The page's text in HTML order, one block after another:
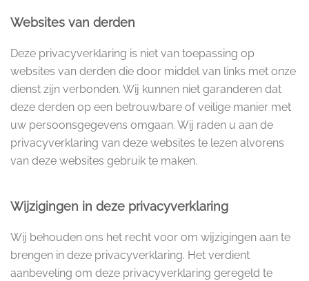
Websites van derden
Deze privacyverklaring is niet van toepassing op
websites van derden die door middel van links met onze
dienst zijn verbonden. Wij kunnen niet garanderen dat
deze derden op een betrouwbare of veilige manier met
uw persoonsgegevens omgaan. Wij raden u aan de
privacyverklaring van deze websites te lezen alvorens
van deze websites gebruik te maken.
Wijzigingen in deze privacyverklaring
Wij behouden ons het recht voor om wijzigingen aan te
brengen in deze privacyverklaring. Het verdient
aanbeveling om deze privacyverklaring geregeld te